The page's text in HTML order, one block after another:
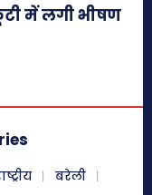
में लगी भीषण
बरेली